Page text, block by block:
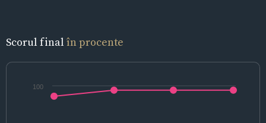
Scorul final în procente
100